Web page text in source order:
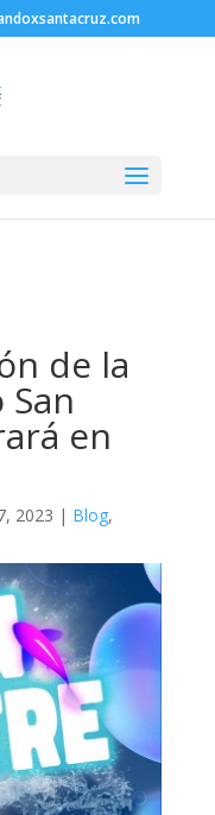
de la
en
2023 | Blog,